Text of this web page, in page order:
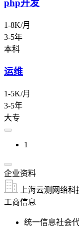
php开发
1-8K/月
3-5年
本科
运维
1-5K/月
3-5年
大专
1
企业资料
上海云测网络科
工商信息
统一信息社会